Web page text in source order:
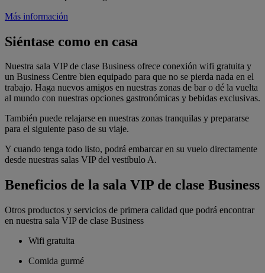
Más información
Siéntase como en casa
Nuestra sala VIP de clase Business ofrece conexión wifi gratuita y
un Business Centre bien equipado para que no se pierda nada en el
trabajo. Haga nuevos amigos en nuestras zonas de bar o dé la vuelta
al mundo con nuestras opciones gastronómicas y bebidas exclusivas.
También puede relajarse en nuestras zonas tranquilas y prepararse
para el siguiente paso de su viaje.
Y cuando tenga todo listo, podrá embarcar en su vuelo directamente
desde nuestras salas VIP del vestíbulo A.
Beneficios de la sala VIP de clase Business
Otros productos y servicios de primera calidad que podrá encontrar
en nuestra sala VIP de clase Business
Wifi gratuita
Comida gurmé